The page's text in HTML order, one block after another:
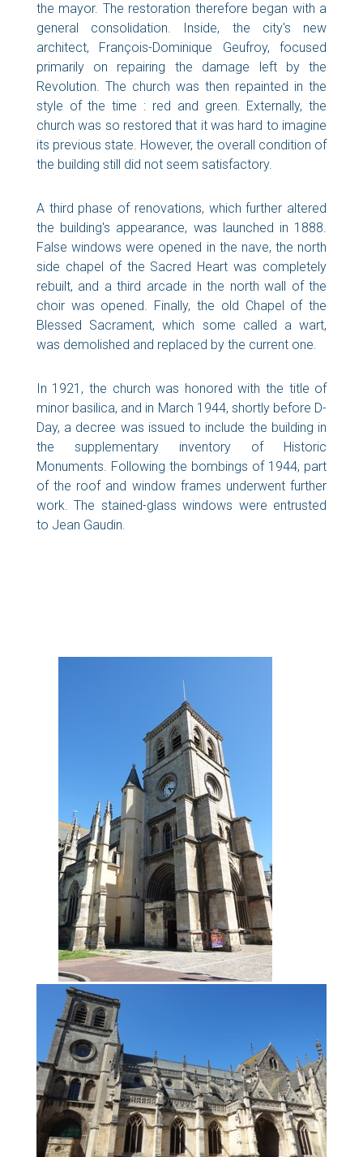
the mayor. The restoration therefore began with a
general consolidation. Inside, the city's new
architect, François-Dominique Geufroy, focused
primarily on repairing the damage left by the
Revolution. The church was then repainted in the
style of the time : red and green. Externally, the
church was so restored that it was hard to imagine
its previous state. However, the overall condition of
the building still did not seem satisfactory.
A third phase of renovations, which further altered
the building's appearance, was launched in 1888.
False windows were opened in the nave, the north
side chapel of the Sacred Heart was completely
rebuilt, and a third arcade in the north wall of the
choir was opened. Finally, the old Chapel of the
Blessed Sacrament, which some called a wart,
was demolished and replaced by the current one.
In 1921, the church was honored with the title of
minor basilica, and in March 1944, shortly before D-
Day, a decree was issued to include the building in
the supplementary inventory of Historic
Monuments. Following the bombings of 1944, part
of the roof and window frames underwent further
work. The stained-glass windows were entrusted
to Jean Gaudin.